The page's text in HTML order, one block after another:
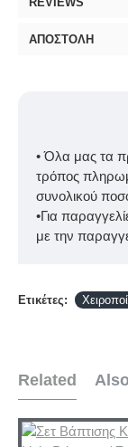
ΑΠΟΣΤΟΛΉ
• Όλα μας τα
τρόπος
συνολικού
•Για
με την
Ετικέτες:
Related